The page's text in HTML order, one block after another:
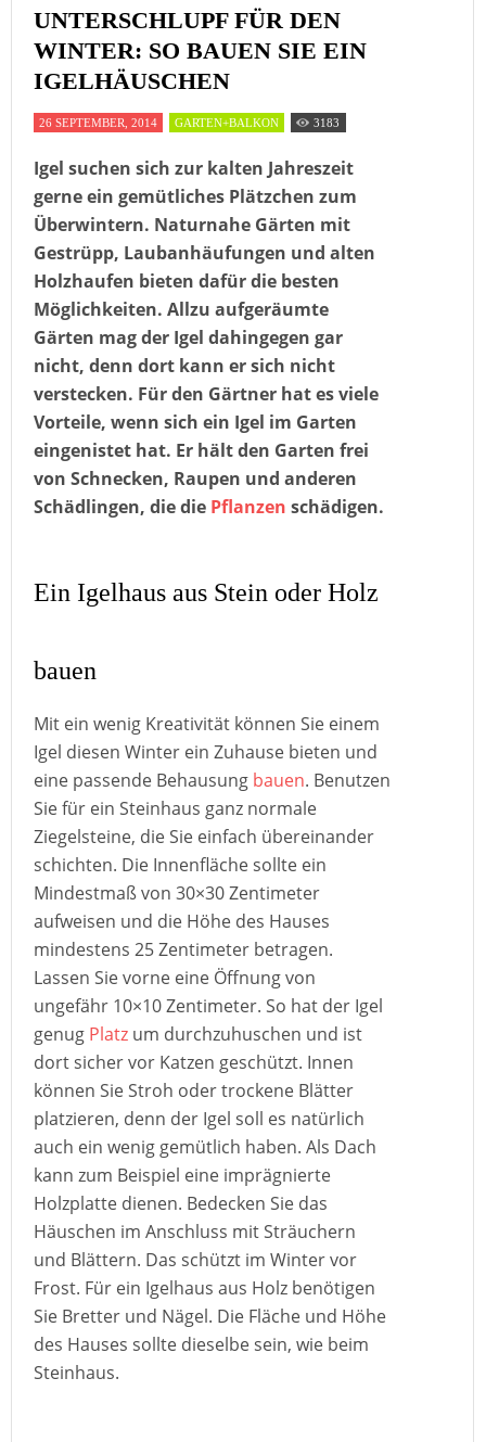
UNTERSCHLUPF FÜR DEN
WINTER: SO BAUEN SIE EIN
IGELHÄUSCHEN
26 SEPTEMBER, 2014 GARTEN+BALKON 3183
Igel suchen sich zur kalten Jahreszeit
gerne ein gemütliches Plätzchen zum
Überwintern. Naturnahe Gärten mit
Gestrüpp, Laubanhäufungen und alten
Holzhaufen bieten dafür die besten
Möglichkeiten. Allzu aufgeräumte
Gärten mag der Igel dahingegen gar
nicht, denn dort kann er sich nicht
verstecken. Für den Gärtner hat es viele
Vorteile, wenn sich ein Igel im Garten
eingenistet hat. Er hält den Garten frei
von Schnecken, Raupen und anderen
Schädlingen, die die Pflanzen schädigen.
Ein Igelhaus aus Stein oder Holz
bauen
Mit ein wenig Kreativität können Sie einem
Igel diesen Winter ein Zuhause bieten und
eine passende Behausung bauen. Benutzen
Sie für ein Steinhaus ganz normale
Ziegelsteine, die Sie einfach übereinander
schichten. Die Innenfläche sollte ein
Mindestmaß von 30×30 Zentimeter
aufweisen und die Höhe des Hauses
mindestens 25 Zentimeter betragen.
Lassen Sie vorne eine Öffnung von
ungefähr 10×10 Zentimeter. So hat der Igel
genug Platz um durchzuhuschen und ist
dort sicher vor Katzen geschützt. Innen
können Sie Stroh oder trockene Blätter
platzieren, denn der Igel soll es natürlich
auch ein wenig gemütlich haben. Als Dach
kann zum Beispiel eine imprägnierte
Holzplatte dienen. Bedecken Sie das
Häuschen im Anschluss mit Sträuchern
und Blättern. Das schützt im Winter vor
Frost. Für ein Igelhaus aus Holz benötigen
Sie Bretter und Nägel. Die Fläche und Höhe
des Hauses sollte dieselbe sein, wie beim
Steinhaus.